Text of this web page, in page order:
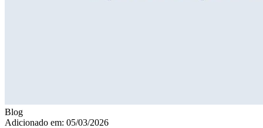
Blog
Adicionado em: 05/03/2026